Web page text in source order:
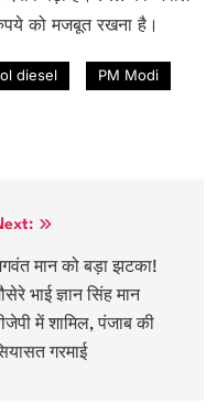
को मजबूत रखना है।
diesel PM Modi
मान को बड़ा झटका!
भाई ज्ञान सिंह मान
में शामिल, पंजाब की
गरमाई